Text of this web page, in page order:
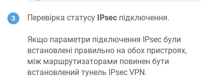
Перевірка статусу IPsec підключення.
Якщо параметри підключення IPsec були
встановлені правильно на обох пристроях,
між маршрутизаторами повинен бути
встановлений тунель IPsec VPN.